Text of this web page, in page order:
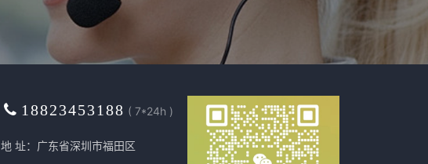
18823453188 ( 7*24h )
地 址：广东省深圳市福田区